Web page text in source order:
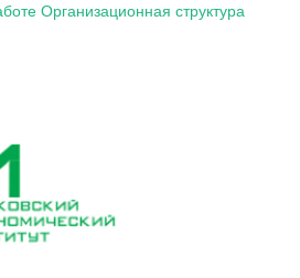
Организационная структура